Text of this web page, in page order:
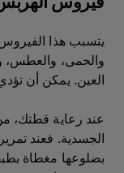
يتسبب هذا الفيروس
والحمى، والعطس،
العين. يمكن أن
عند رعاية قطتك،
الجسدية. فعند
بضلوعها مغطاة